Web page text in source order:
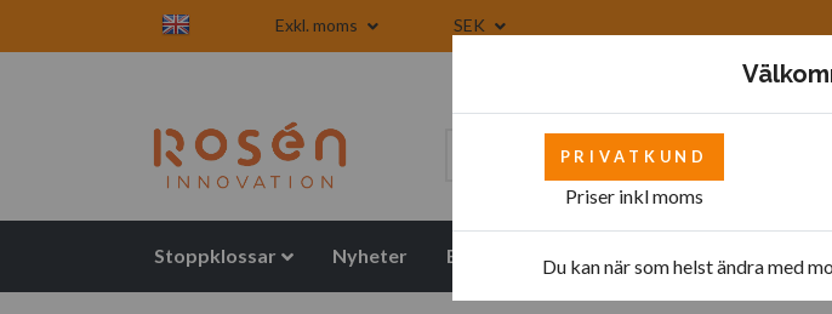
Exkl. moms SEK
Stoppklossar Nyheter Blogg Mattor Bilverkstad - övrigt
PRIVATKUND
Priser inkl moms
Du kan när som helst ändra med